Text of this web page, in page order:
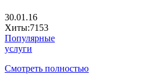
30.01.16
Хиты:7153
Популярные
услуги
Смотреть полностью